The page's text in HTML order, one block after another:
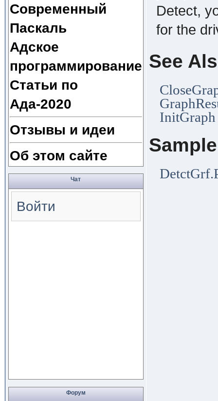
Современный
Паскаль
Адское
программирование
Статьи по
Ада-2020
Отзывы и идеи
Об этом сайте
Чат
Войти
Форум
Detect,
for the
See
InitGraph